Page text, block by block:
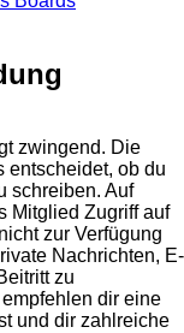
zwingend. Die
entscheidet, ob du
schreiben. Auf
Mitglied Zugriff auf
zur Verfügung
Nachrichten, E-
zu
dir eine
und dir zahlreiche